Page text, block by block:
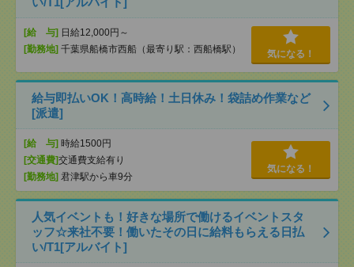
[給 与] 日給12,000円～
[勤務地] 千葉県船橋市西船（最寄り駅：西船橋駅） 気になる！
給与即払いOK！高時給！土日休み！袋詰め作業など
[派遣]
[給 与] 時給1500円
[交通費]交通費支給有り
[勤務地] 君津駅から車9分
気になる！
人気イベントも！好きな場所で働けるイベントスタ
ッフ☆来社不要！働いたその日に給料もらえる日払
い/T1[アルバイト]